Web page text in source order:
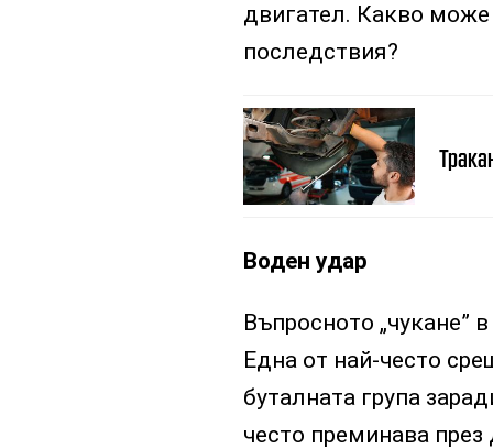
двигател. Какво
последствия?
Воден удар
Въпросното „чукане”
Една от най-често
буталната група
често преминава